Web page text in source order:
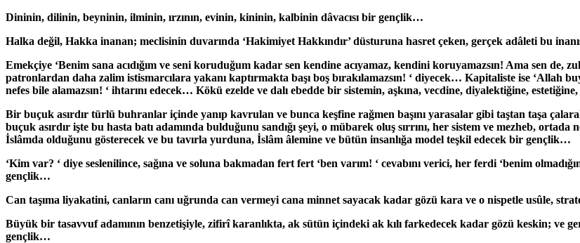
Dininin, dilinin, beyninin, ilminin, ırzının, evinin, kininin, kalbinin dâvacısı bir gençlik…
Halka değil, Hakka inanan; meclisinin duvarında ‘Hakimiyet Hakkındır’ düsturuna hasret çeken, gerçek adâleti bu
Emekçiye ‘Benim sana acıdığım ve seni koruduğum kadar sen kendine acıyamaz, kendini koruyamazsın! Ama sen de,
patronlardan daha zalim istismarcılara yakanı kaptırmakta başı boş bırakılamazsın! ‘ diyecek… Kapitaliste ise ‘Allah
nefes bile alamazsın! ‘ ihtarını edecek… Kökü ezelde ve dalı ebedde bir sistemin, aşkına, vecdine, diyalektiğine,
Bir buçuk asırdır türlü buhranlar içinde yanıp kavrulan ve bunca keşfine rağmen başını yarasalar gibi taştan taşa
buçuk asırdır işte bu hasta batı adamında bulduğunu sandığı şeyi, o mübarek oluş sırrını, her sistem ve mezheb,
İslâmda olduğunu gösterecek ve bu tavırla yurduna, İslâm âlemine ve bütün insanlığa model teşkil edecek bir gençlik…
‘Kim var? ‘ diye seslenilince, sağına ve soluna bakmadan fert fert ‘ben varım! ‘ cevabını verici, her ferdi ‘benim
gençlik…
Can taşıma liyakatini, canların canı uğrunda can vermeyi cana minnet sayacak kadar gözü kara ve o nispetle usûle,
Büyük bir tasavvuf adamının benzetişiyle, zifirî karanlıkta, ak sütün içindeki ak kılı farkedecek kadar gözü keskin; ve
gençlik…